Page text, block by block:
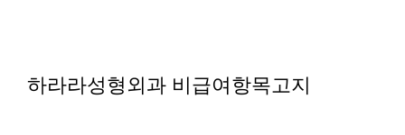
하라라성형외과 비급여항목고지